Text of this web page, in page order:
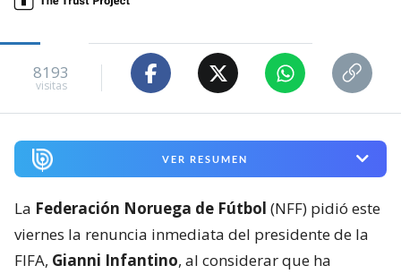
8193
visitas
VER RESUMEN
La Federación Noruega de Fútbol (NFF) pidió este
viernes la renuncia inmediata del presidente de la
FIFA, Gianni Infantino, al considerar que ha